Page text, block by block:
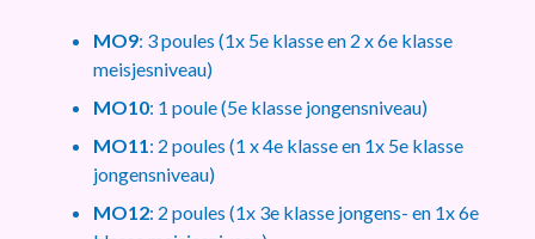
MO9: 3 poules (1x 5e klasse en 2 x 6e klasse
meisjesniveau)
MO10: 1 poule (5e klasse jongensniveau)
MO11 : 2 poules (1 x 4e klasse en 1x 5e klasse
jongensniveau)
MO12: 2 poules (1x 3e klasse jongens- en 1x 6e